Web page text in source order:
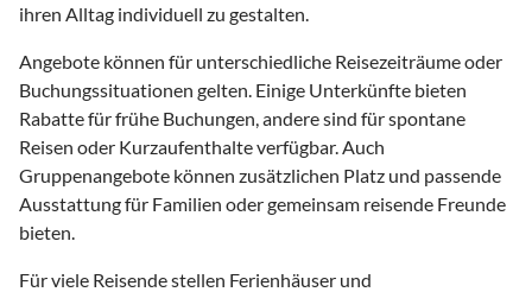
ihren Alltag individuell zu gestalten.
Angebote können für unterschiedliche Reisezeiträume oder
Buchungssituationen gelten. Einige Unterkünfte bieten
Rabatte für frühe Buchungen, andere sind für spontane
Reisen oder Kurzaufenthalte verfügbar. Auch
Gruppenangebote können zusätzlichen Platz und passende
Ausstattung für Familien oder gemeinsam reisende Freunde
bieten.
Für viele Reisende stellen Ferienhäuser und